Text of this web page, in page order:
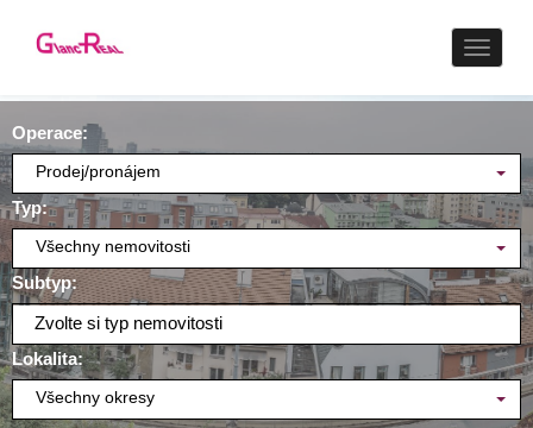
Operace:
Prodej/pronájem
Typ:
Všechny nemovitosti
Subtyp:
Zvolte si typ nemovitosti
Lokalita:
Všechny okresy